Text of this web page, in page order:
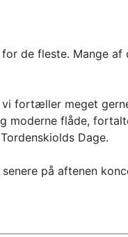
de fleste. Mange
fortæller meget
moderne flåde,
Dage.
på aftenen